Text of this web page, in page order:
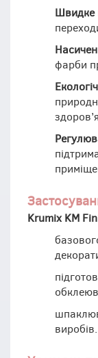
Швидке
фарби
Krumix KM
виробів.